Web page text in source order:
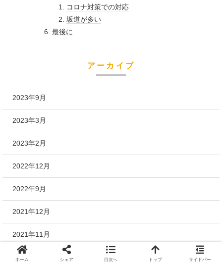
コロナ対策での対応
坂道が多い
最後に
アーカイブ
2023年9月
2023年3月
2023年2月
2022年12月
2022年9月
2021年12月
2021年11月
2021年10月
ホーム シェア 目次へ トップ サイドバー